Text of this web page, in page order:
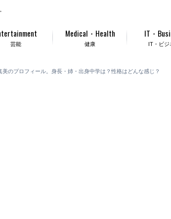
芸能 健康
Medical・Health
IT・ビジ
IT・
のプロフィール。身長・姉・出身中学は？性格はどんな感じ？